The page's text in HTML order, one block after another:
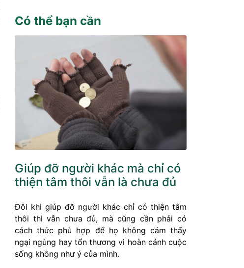
Có thể bạn cần
Giúp đỡ người khác mà chỉ có
thiện tâm thôi vẫn là chưa đủ
Đôi khi giúp đỡ người khác chỉ có thiện tâm
thôi thì vẫn chưa đủ, mà cũng cần phải có
cách thức phù hợp để họ không cảm thấy
ngại ngùng hay tổn thương vì hoàn cảnh cuộc
sống không như ý của mình.